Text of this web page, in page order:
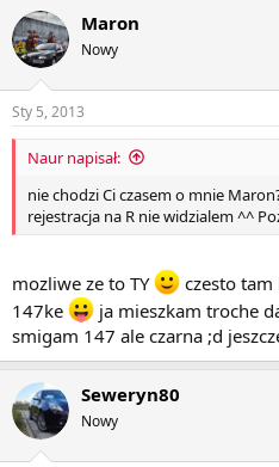
Maron
Nowy
Sty 5, 2013
Naur napisał:
nie chodzi Ci czasem o mnie
rejestracja na R nie widzialem ^^
mozliwe ze to TY
czesto
147ke
ja mieszkam troche
smigam 147 ale czarna ;d
Seweryn80
Nowy